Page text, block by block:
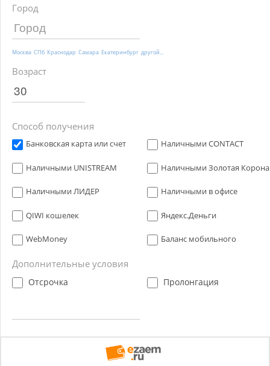
Город
Москва СПб Краснодар Самара Екатеринбург другой...
Возраст
Способ получения
Банковская карта или счет Наличными CONTACT
Наличными UNISTREAM Наличными Золотая Корона
Наличными ЛИДЕР Наличными в офисе
QIWI кошелек Яндекс.Деньги
WebMoney Баланс мобильного
Дополнительные условия
Отсрочка Пролонгация